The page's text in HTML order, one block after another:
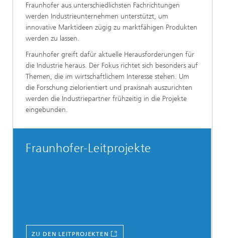
Fraunhofer aus unterschiedlichsten Fachrichtungen
werden Industrieunternehmen unterstützt, um
innovative Marktideen zügig zu marktfähigen Produkten
werden zu lassen.
Fraunhofer greift dafür aktuelle Herausforderungen für
die Industrie heraus. Der Fokus richtet sich besonders auf
Themen, die im wirtschaftlichem Interesse stehen. Um
die Forschung zielorientiert und praxisnah auszurichten
werden die Industriepartner frühzeitig in die Projekte
eingebunden.
Fraunhofer-Leitprojekte
ZU DEN LEITPROJEKTEN